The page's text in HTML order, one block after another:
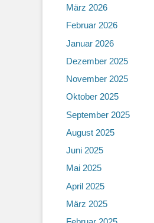
März 2026
Februar 2026
Januar 2026
Dezember 2025
November 2025
Oktober 2025
September 2025
August 2025
Juni 2025
Mai 2025
April 2025
März 2025